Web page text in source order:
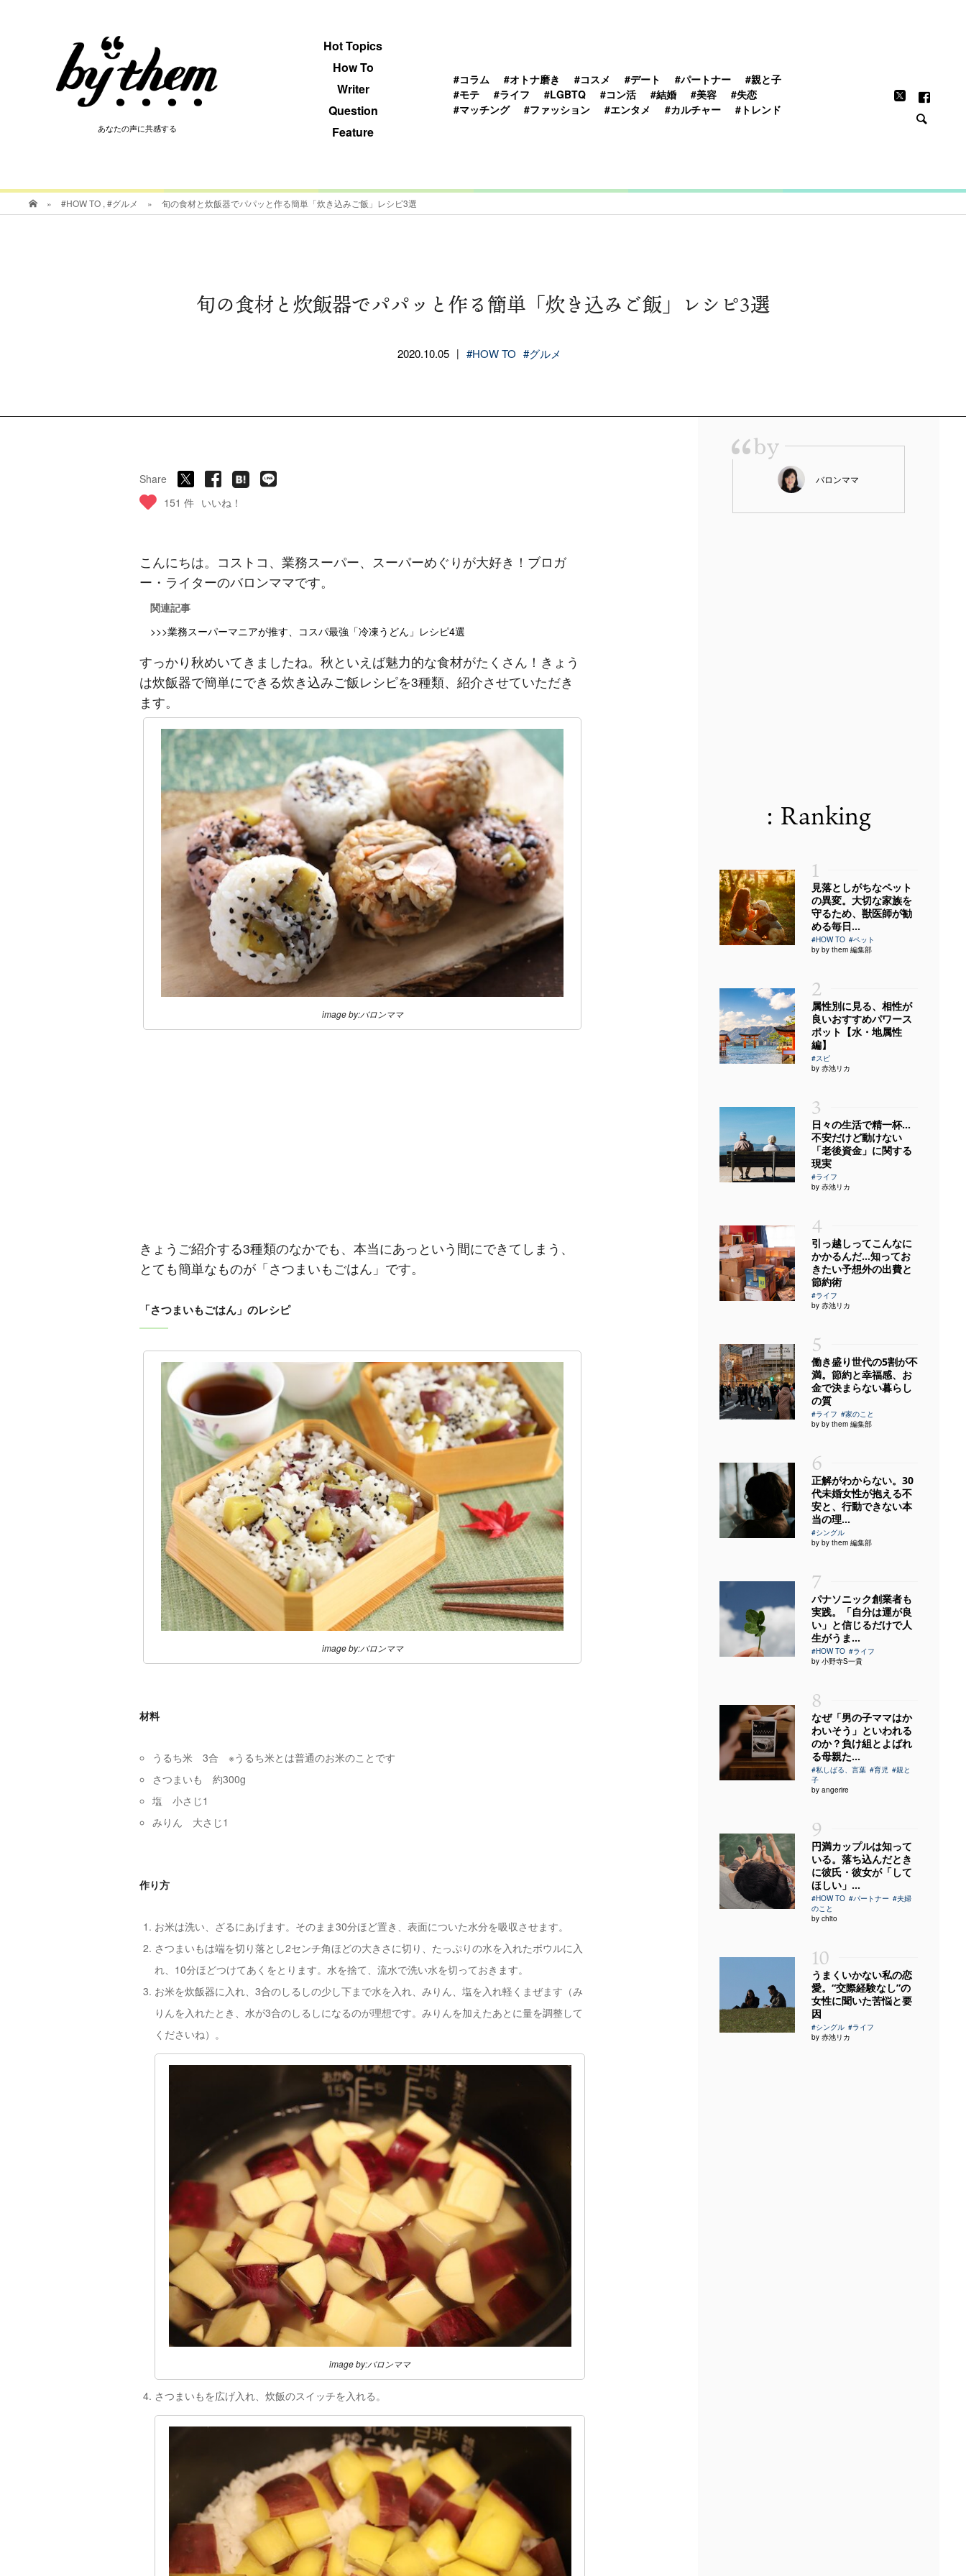
あなたの声に共感する
Hot Topics
How To
Writer
Question
Feature
#コラム #オトナ磨き #コスメ #デート #パートナー
#親と子
#モテ
#ライフ #LGBTQ #コン活 #結婚 #美容
#失恋
#マッチング
#ファッション #エンタメ #カルチャー #トレンド
あなたの声に共感する
» #HOW TO , #グルメ » 旬の食材と炊飯器でパパッと作る簡単「炊き込みご飯」レシピ3選
旬の食材と炊飯器でパパッと作る簡単「炊き込みご飯」レシピ3選
2020.10.05 | #HOW TO #グルメ
Share
151 件 いいね！
こんにちは。コストコ、業務スーパー、スーパーめぐりが大好き！ブロガ
ー・ライターのバロンママです。
関連記事
>>>業務スーパーマニアが推す、コスパ最強「冷凍うどん」レシピ4選
すっかり秋めいてきましたね。秋といえば魅力的な食材がたくさん！きょう
は炊飯器で簡単にできる炊き込みご飯レシピを3種類、紹介させていただき
ます。
image by:バロンママ
きょうご紹介する3種類のなかでも、本当にあっという間にできてしまう、
とても簡単なものが「さつまいもごはん」です。
「さつまいもごはん」のレシピ
image by:バロンママ
材料
うるち米 3合 ※うるち米とは普通のお米のことです
さつまいも 約300g
塩 小さじ1
みりん 大さじ1
作り方
お米は洗い、ざるにあげます。そのまま30分ほど置き、表面についた水分を吸収させます。
さつまいもは端を切り落とし2センチ角ほどの大きさに切り、たっぷりの水を入れたボウルに入
れ、10分ほどつけてあくをとります。水を捨て、流水で洗い水を切っておきます。
お米を炊飯器に入れ、3合のしるしの少し下まで水を入れ、みりん、塩を入れ軽くまぜます（み
りんを入れたとき、水が3合のしるしになるのが理想です。みりんを加えたあとに量を調整して
くださいね）。
image by:バロンママ
さつまいもを広げ入れ、炊飯のスイッチを入れる。
“by
バロンママ
: Ranking
1
見落としがちなペット
の異変。大切な家族を
守るため、獣医師が勧
める毎日...
#HOW TO #ペット
by by them 編集部
2
属性別に見る、相性が
良いおすすめパワース
ポット【水・地属性
編】
#スピ
by 赤池リカ
3
日々の生活で精一杯…
不安だけど動けない
「老後資金」に関する
現実
#ライフ
by 赤池リカ
4
引っ越しってこんなに
かかるんだ…知ってお
きたい予想外の出費と
節約術
#ライフ
by 赤池リカ
5
働き盛り世代の5割が不
満。節約と幸福感、お
金で決まらない暮らし
の質
#ライフ #家のこと
by by them 編集部
6
正解がわからない。30
代未婚女性が抱える不
安と、行動できない本
当の理...
#シングル
by by them 編集部
7
パナソニック創業者も
実践。「自分は運が良
い」と信じるだけで人
生がうま...
#HOW TO #ライフ
by 小野寺S一貴
8
なぜ「男の子ママはか
わいそう」といわれる
のか？負け組とよばれ
る母親た...
#私しばる、言葉 #育児 #親と
子
by angerire
9
円満カップルは知って
いる。落ち込んだとき
に彼氏・彼女が「して
ほしい」...
#HOW TO #パートナー #夫婦
のこと
by chito
10
うまくいかない私の恋
愛。“交際経験なし”の
女性に聞いた苦悩と要
因
#シングル #ライフ
by 赤池リカ